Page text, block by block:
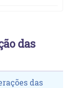
das
das